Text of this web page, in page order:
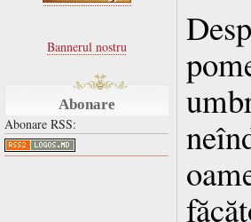
Bannerul nostru
Abonare
Abonare RSS: